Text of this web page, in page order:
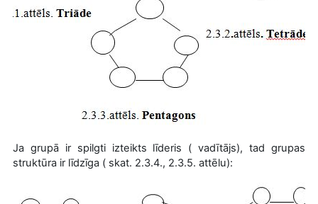
Ja grupā ir spilgti izteikts līderis ( vadītājs), tad grupas
struktūra ir līdzīga ( skat. 2.3.4., 2.3.5. attēlu):